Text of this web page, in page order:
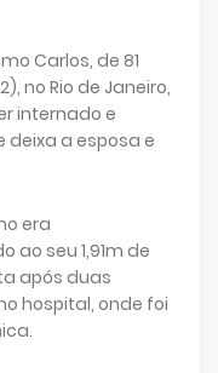
Carlos, de 81
no Rio de Janeiro,
internado e
deixa a esposa e
era
seu 1,91m de
após duas
hospital, onde foi